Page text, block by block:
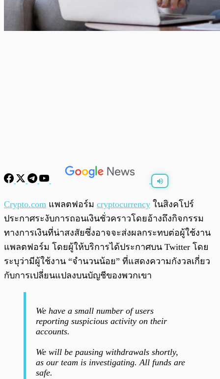
0:00 / 0:00
Crypto.com แพลตฟอร์ม cryptocurrency ในสิงคโปร์
ประกาศระงับการถอนเงินชั่วคราวโดยอ้างถึงกิจกรรม
ทางการเงินที่น่าสงสัยซึ่งอาจจะส่งผลกระทบต่อผู้ใช้งาน
แพลตฟอร์ม โดยผู้ให้บริการได้ประกาศบน Twitter โดย
ระบุว่ามีผู้ใช้งาน “จำนวนน้อย” ที่แสดงความกังวลเกี่ยว
กับการเปลี่ยนแปลงบนบัญชีของพวกเขา
We have a small number of users
reporting suspicious activity on their
accounts.
We will be pausing withdrawals shortly,
as our team is investigating. All funds are
safe.